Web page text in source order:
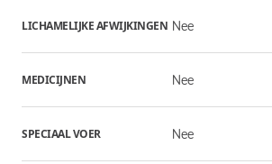
LICHAMELIJKE AFWIJKINGEN Nee
MEDICIJNEN Nee
SPECIAAL VOER Nee